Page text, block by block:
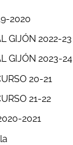
2020
GIJÓN 2022-23
GIJÓN 2023-24
20-21
21-22
2021